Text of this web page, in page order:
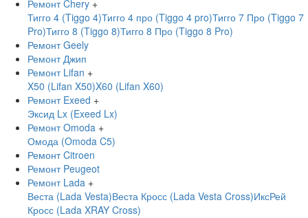
Ремонт Chery +
Тигго 4 (Tiggo 4)Тигго 4 про (Tiggo 4 pro)Тигго 7 Про (Tiggo 7
Pro)Тигго 8 (Tiggo 8)Тигго 8 Про (Tiggo 8 Pro)
Ремонт Geely
Ремонт Джип
Ремонт Lifan +
X50 (Lifan X50)X60 (Lifan X60)
Ремонт Exeed +
Эксид Lx (Exeed Lx)
Ремонт Omoda +
Омода (Omoda C5)
Ремонт Citroen
Ремонт Peugeot
Ремонт Lada +
Веста (Lada Vesta)Веста Кросс (Lada Vesta Cross)ИксРей
Кросс (Lada XRAY Cross)